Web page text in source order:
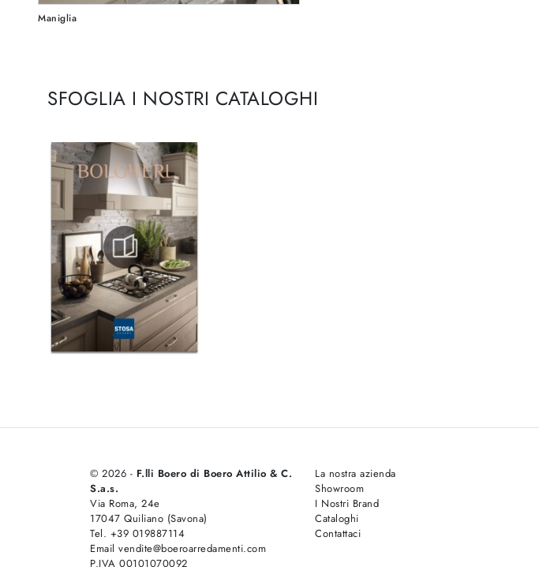
Maniglia
SFOGLIA I NOSTRI CATALOGHI
© 2026 - F.lli Boero di Boero Attilio & C.
S.a.s.
Via Roma, 24e
17047 Quiliano (Savona)
Tel. +39 019887114
Email vendite@boeroarredamenti.com
P.IVA 00101070092
La nostra azienda
Showroom
I Nostri Brand
Cataloghi
Contattaci